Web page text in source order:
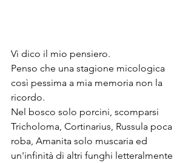
Vi dico il mio pensiero.
Penso che una stagione micologica
così pessima a mia memoria non la
ricordo.
Nel bosco solo porcini, scomparsi
Tricholoma, Cortinarius, Russula poca
roba, Amanita solo muscaria ed
un'infinità di altri funghi letteralmente